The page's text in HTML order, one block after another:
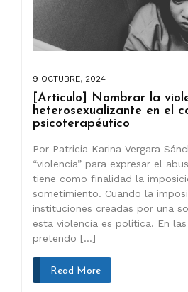
9 OCTUBRE, 2024
[Artículo] Nombrar la
heterosexualizante en el
psicoterapéutico
Por Patricia Karina Vergara
“violencia” para expresar el
tiene como finalidad la
sometimiento. Cuando la
instituciones creadas por una
esta violencia es política. En
pretendo […]
Read More